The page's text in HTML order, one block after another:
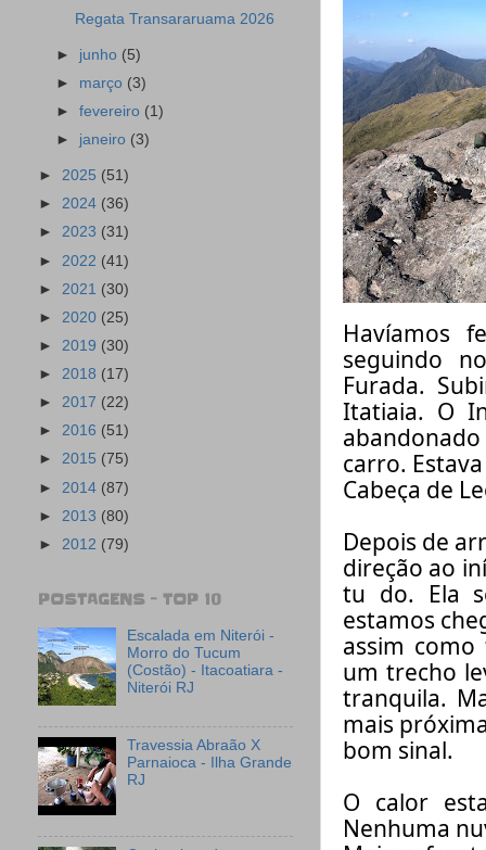
Havíamos
seguindo
Furada.
Itatiaia. O
carro.
Cabeça de
Depois de
direção ao
tu do. Ela
estamos
assim
um trecho
tranquila.
mais
bom sinal.
O calor
Nenhuma
Regata Transararuama 2026
► junho (5)
► março (3)
►fevereiro (1)
► janeiro (3)
► 2025 (51)
► 2024 (36)
► 2023 (31)
► 2022 (41)
► 2021 (30)
► 2020 (25)
► 2019 (30)
► 2018 (17)
► 2017 (22)
► 2016 (51)
► 2015 (75)
► 2014 (87)
► 2013 (80)
► 2012 (79)
POSTAGENS - TOP 10
Escalada em Niterói -
Morro do Tucum
(Costão) - Itacoatiara -
Niterói RJ
Travessia Abraão X
Parnaioca - Ilha Grande
RJ